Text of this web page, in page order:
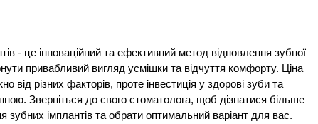
- це інноваційний та ефективний метод відновлення зубної
привабливий вигляд усмішки та відчуття комфорту. Ціна
від різних факторів, проте інвестиція у здорові зуби та
Зверніться до свого стоматолога, щоб дізнатися більше
зубних імплантів та обрати оптимальний варіант для вас.